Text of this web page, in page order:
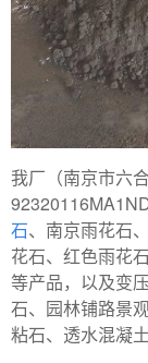
我厂（南京市六
石、南京雨花石
花石、红色雨花
等产品，以及变
石、园林铺路景
粘石、透水混凝